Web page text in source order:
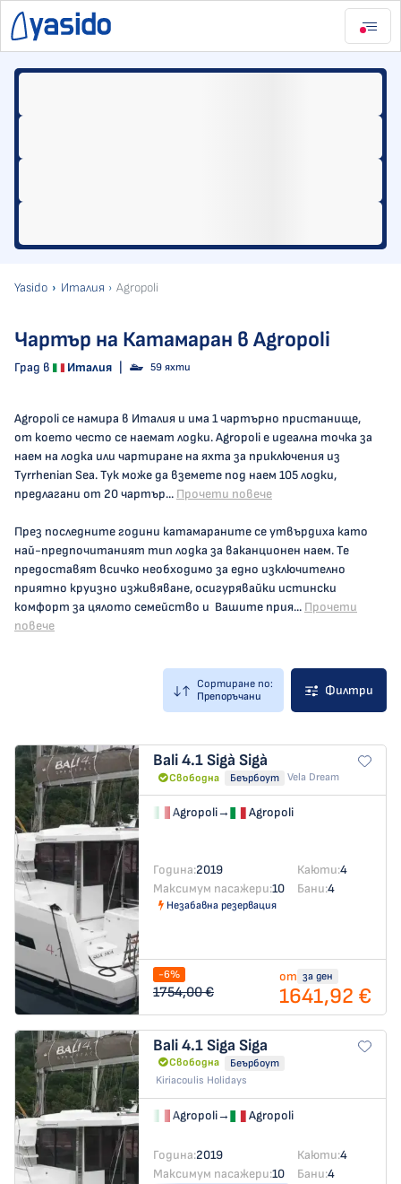
Yasido Италия Agropoli
Чартър на Катамаран в Agropoli
Град в Италия 59 яхти
Agropoli се намира в Италия и има 1 чартърно пристанище,
от което често се наемат лодки. Agropoli е идеална точка за
наем на лодка или чартиране на яхта за приключения из
Tyrrhenian Sea. Тук може да вземете под наем 105 лодки,
предлагани от 20 чартър... Прочети повече
През последните години катамараните се утвърдиха като
най-предпочитаният тип лодка за ваканционен наем. Те
предоставят всичко необходимо за едно изключително
приятно круизно изживяване, осигурявайки истински
комфорт за цялото семейство и Вашите прия... Прочети
повече
Сортиране по:
Препоръчани
Филтри
Bali 4.1Sigà Sigà
Свободна Беърбоут Vela Dream
Agropoli→ Agropoli
Година:2019 Каюти:4
Максимум пасажери:10 Бани:4
Незабавна резервация
-6%
1754,00 €
от за ден
1641,92 €
Bali 4.1Siga Siga
Свободна
Беърбоут
Kiriacoulis Holidays
Agropoli→ Agropoli
Година:2019 Каюти:4
Максимум пасажери:10 Бани:4